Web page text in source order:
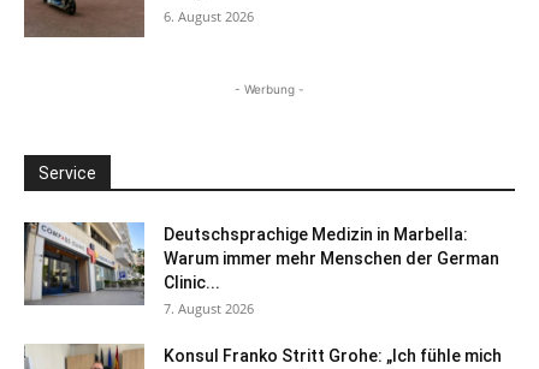
6. August 2026
- Werbung -
Service
Deutschsprachige Medizin in Marbella:
Warum immer mehr Menschen der German
Clinic...
7. August 2026
Konsul Franko Stritt Grohe: „Ich fühle mich